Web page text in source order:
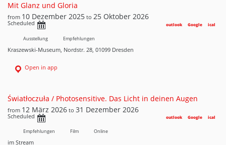
Mit Glanz und Gloria
from 10 Dezember 2025 to 25 Oktober 2026
Scheduled ical
Google
outlook
Ausstellung Empfehlungen
Kraszewski-Museum, Nordstr. 28, 01099 Dresden
Open in app
Światłoczuła / Photosensitive. Das Licht in deinen Augen
from 12 März 2026 to 31 Dezember 2026
Scheduled ical
Google
outlook
Empfehlungen Film Online
im Stream